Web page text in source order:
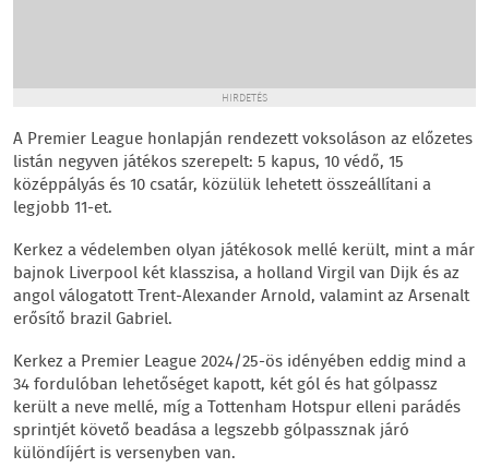
HIRDETÉS
A Premier League honlapján rendezett voksoláson az előzetes
listán negyven játékos szerepelt: 5 kapus, 10 védő, 15
középpályás és 10 csatár, közülük lehetett összeállítani a
legjobb 11-et.
Kerkez a védelemben olyan játékosok mellé került, mint a már
bajnok Liverpool két klasszisa, a holland Virgil van Dijk és az
angol válogatott Trent-Alexander Arnold, valamint az Arsenalt
erősítő brazil Gabriel.
Kerkez a Premier League 2024/25-ös idényében eddig mind a
34 fordulóban lehetőséget kapott, két gól és hat gólpassz
került a neve mellé, míg a Tottenham Hotspur elleni parádés
sprintjét követő beadása a legszebb gólpassznak járó
különdíjért is versenyben van.